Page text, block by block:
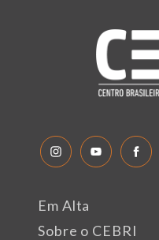
Em Alta
Sobre o CEBRI